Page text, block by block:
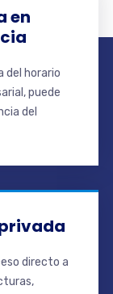
en
del horario
puede
del
directo a